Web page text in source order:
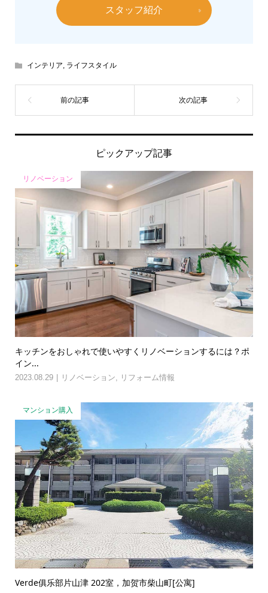
スタッフ紹介
インテリア, ライフスタイル
ピックアップ記事
リノベーション
キッチンをおしゃれで使いやすくリノベーションするには？ポ
イン...
2023.08.29 リノベーション リフォーム情報
マンション購入
Verde俱乐部片山津 202室，加贺市柴山町[公寓]